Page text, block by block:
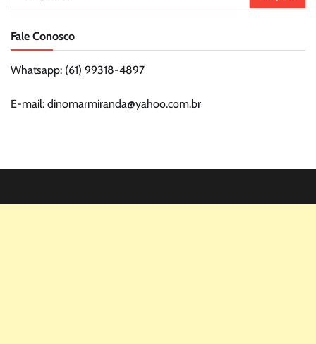
por:
Fale Conosco
Whatsapp: (61) 99318-4897
E-mail: dinomarmiranda@yahoo.com.br